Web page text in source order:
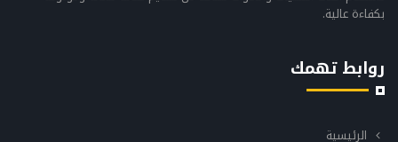
بكفاءة عالية.
روابط تهمك
الرئيسية